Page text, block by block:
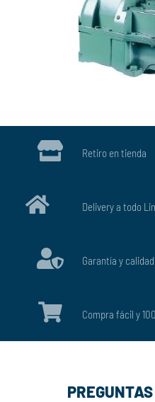
Retiro en tienda
Delivery a todo
Garantía y calidad
Compra fácil y